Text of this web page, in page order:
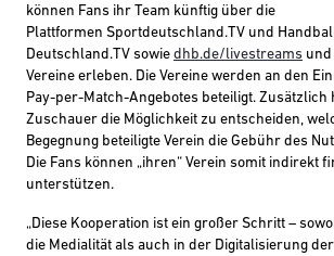
können Fans ihr Team künftig über die
Plattformen Sportdeutschland.TV und H
Deutschland.TV sowie dhb.de/livestreams und
Vereine erleben. Die Vereine werden an den
Pay-per-Match-Angebotes beteiligt. Zusätzlich
Zuschauer die Möglichkeit zu entscheiden,
Begegnung beteiligte Verein die Gebühr des
Die Fans können „ihren“ Verein somit indirekt
unterstützen.
„Diese Kooperation ist ein großer Schritt –
die Medialität als auch in der Digitalisierung